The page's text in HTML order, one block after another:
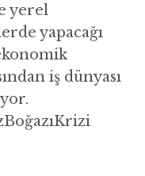
yerel
yapacağı
iş dünyası